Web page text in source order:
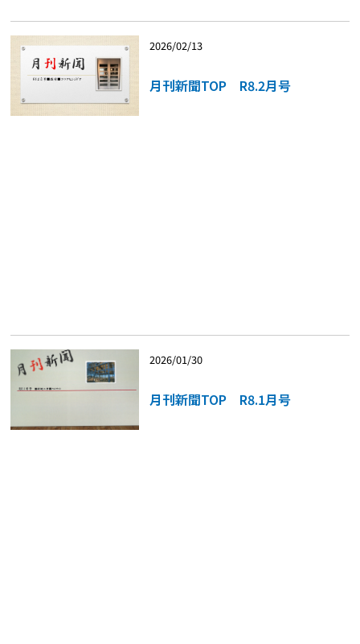
2026/02/13
月刊新聞TOP R8.2月号
2026/01/30
月刊新聞TOP R8.1月号